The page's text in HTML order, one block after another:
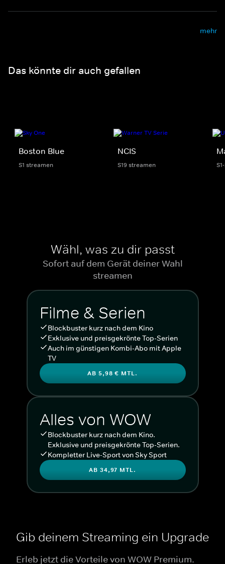
mehr
Das könnte dir auch gefallen
Boston Blue
S1 streamen
NCIS
S19 streamen
Wähl, was zu dir passt
Sofort auf dem Gerät deiner Wahl
streamen
Filme & Serien
Blockbuster kurz nach dem Kino
Exklusive und preisgekrönte Top-Serien
Auch im günstigen Kombi-Abo mit Apple
TV
AB 5,98 € MTL.
Alles von WOW
Blockbuster kurz nach dem Kino.
Exklusive und preisgekrönte Top-Serien.
Kompletter Live-Sport von Sky Sport
AB 34,97 MTL.
Gib deinem Streaming ein Upgrade
Erleb jetzt die Vorteile von WOW Premium.